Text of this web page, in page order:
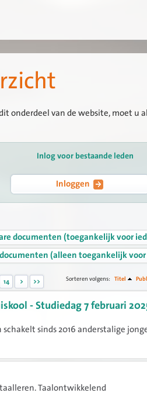
onderdeel van de website, moet u
Inlog voor bestaande leden
Inloggen
documenten (toegankelijk voor
(alleen toegankelijk
14 > >> Sorteren volgens: Titel
- Studiedag 7 februari
sinds 2016 anderstalige
Taalontwikkelend